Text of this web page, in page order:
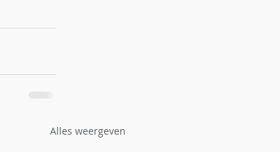
Alles weergeven